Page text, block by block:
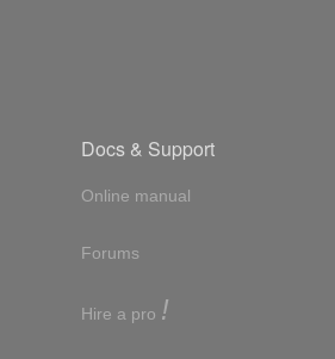
Docs & Support
Online manual
Forums
Hire a pro !